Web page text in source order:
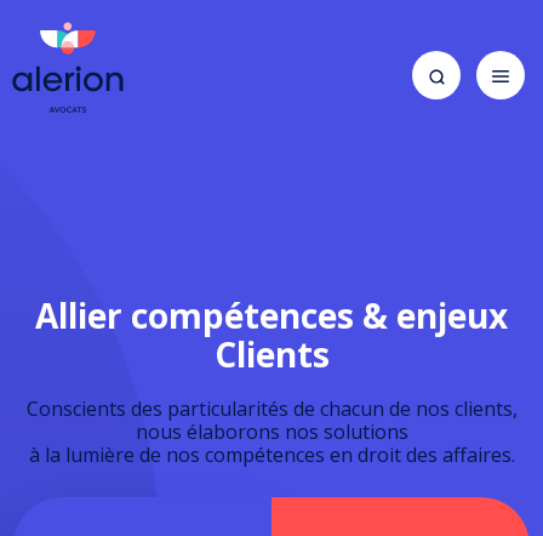
Allier compétences & enjeux
Clients
Conscients des particularités de chacun de nos clients,
nous élaborons nos solutions
à la lumière de nos compétences en droit des affaires.